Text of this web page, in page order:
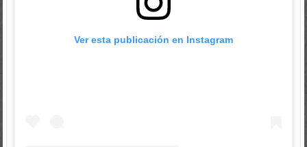
Ver esta publicación en Instagram